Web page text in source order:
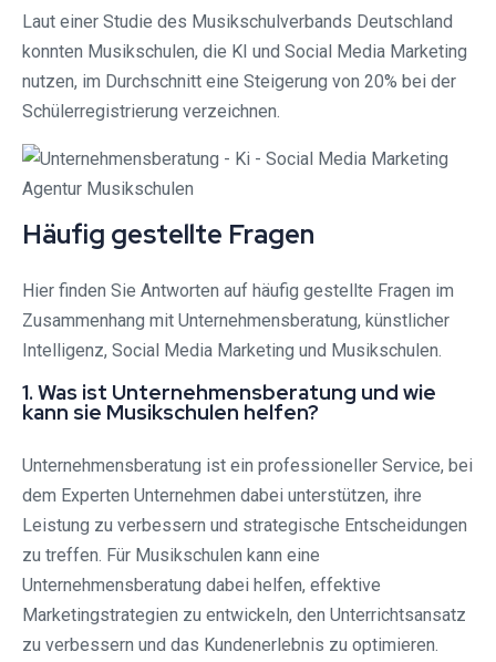
Laut einer Studie des Musikschulverbands Deutschland
konnten Musikschulen, die KI und Social Media Marketing
nutzen, im Durchschnitt eine Steigerung von 20% bei der
Schülerregistrierung verzeichnen.
Häufig gestellte Fragen
Hier finden Sie Antworten auf häufig gestellte Fragen im
Zusammenhang mit Unternehmensberatung, künstlicher
Intelligenz, Social Media Marketing und Musikschulen.
1. Was ist Unternehmensberatung und wie
kann sie Musikschulen helfen?
Unternehmensberatung ist ein professioneller Service, bei
dem Experten Unternehmen dabei unterstützen, ihre
Leistung zu verbessern und strategische Entscheidungen
zu treffen. Für Musikschulen kann eine
Unternehmensberatung dabei helfen, effektive
Marketingstrategien zu entwickeln, den Unterrichtsansatz
zu verbessern und das Kundenerlebnis zu optimieren.